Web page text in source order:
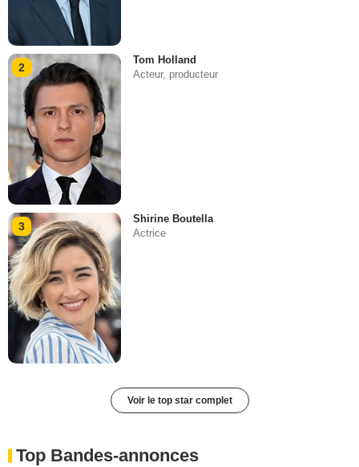
2
Tom Holland
Acteur, producteur
3
Shirine Boutella
Actrice
Voir le top star complet
Top Bandes-annonces